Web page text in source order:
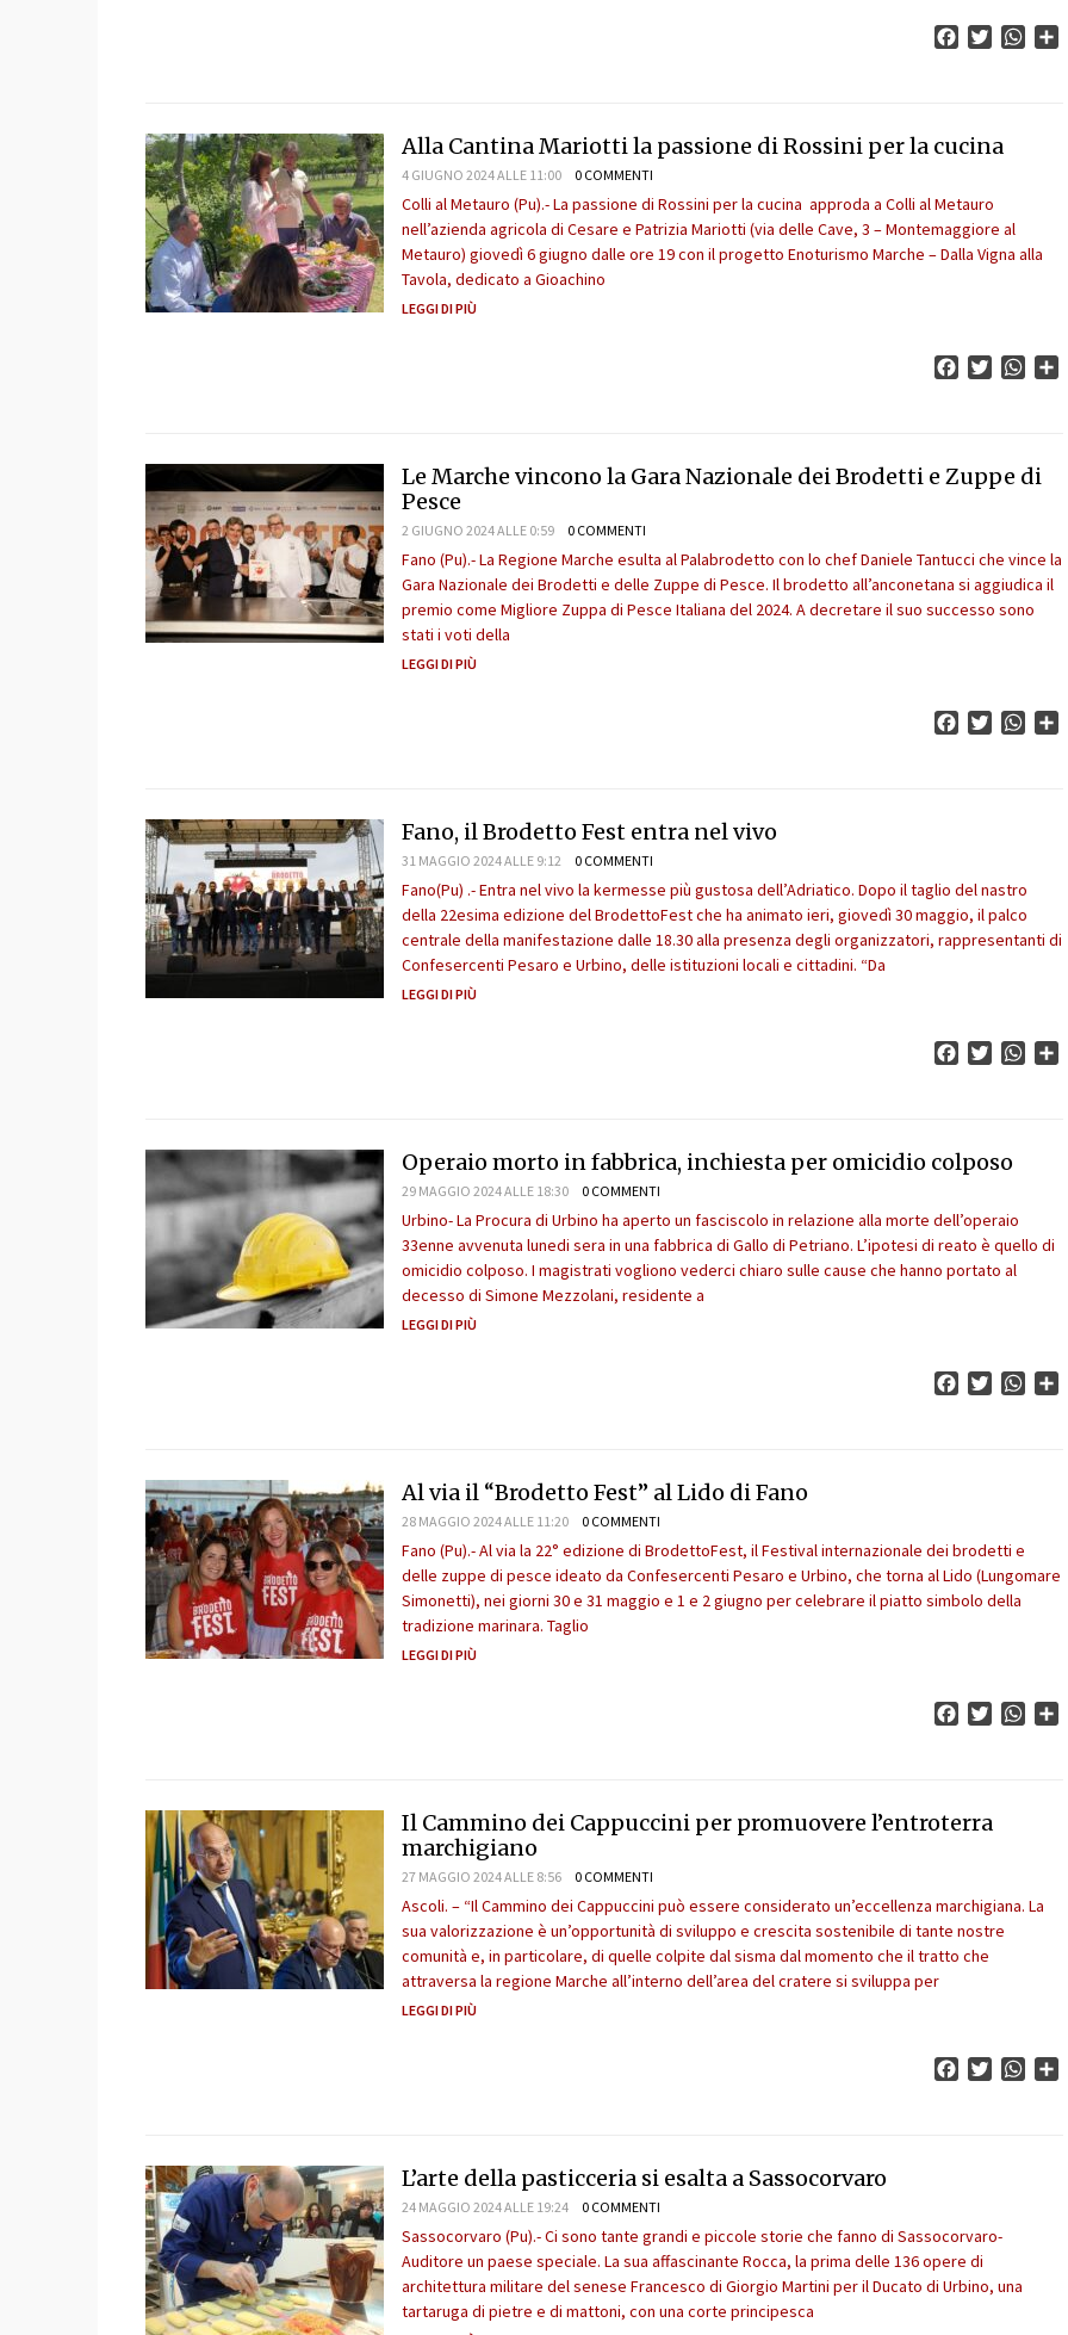
FacebookTwitter
Alla Cantina Mariotti la passione di Rossini per la cucina
4 GIUGNO 2024 ALLE 11:00 0 COMMENTI
Colli al Metauro (Pu).- La passione di Rossini per la cucina approda a Colli al Metauro
nell’azienda agricola di Cesare e Patrizia Mariotti (via delle Cave, 3 – Montemaggiore al
Metauro) giovedì 6 giugno dalle ore 19 con il progetto Enoturismo Marche – Dalla Vigna alla
Tavola, dedicato a Gioachino
LEGGI DI PIÙ
FacebookTwitter
Le Marche vincono la Gara Nazionale dei Brodetti e Zuppe di
Pesce
2 GIUGNO 2024 ALLE 0:59 0 COMMENTI
Fano (Pu).- La Regione Marche esulta al Palabrodetto con lo chef Daniele Tantucci che vince la
Gara Nazionale dei Brodetti e delle Zuppe di Pesce. Il brodetto all’anconetana si aggiudica il
premio come Migliore Zuppa di Pesce Italiana del 2024. A decretare il suo successo sono
stati i voti della
LEGGI DI PIÙ
FacebookTwitter
Fano, il Brodetto Fest entra nel vivo
31 MAGGIO 2024 ALLE 9:12 0 COMMENTI
Fano(Pu) .- Entra nel vivo la kermesse più gustosa dell’Adriatico. Dopo il taglio del nastro
della 22esima edizione del BrodettoFest che ha animato ieri, giovedì 30 maggio, il palco
centrale della manifestazione dalle 18.30 alla presenza degli organizzatori, rappresentanti di
Confesercenti Pesaro e Urbino, delle istituzioni locali e cittadini. “Da
LEGGI DI PIÙ
FacebookTwitter
Operaio morto in fabbrica, inchiesta per omicidio colposo
29 MAGGIO 2024 ALLE 18:30 0 COMMENTI
Urbino- La Procura di Urbino ha aperto un fasciscolo in relazione alla morte dell’operaio
33enne avvenuta lunedi sera in una fabbrica di Gallo di Petriano. L’ipotesi di reato è quello di
omicidio colposo. I magistrati vogliono vederci chiaro sulle cause che hanno portato al
decesso di Simone Mezzolani, residente a
LEGGI DI PIÙ
FacebookTwitter
Al via il “Brodetto Fest” al Lido di Fano
28 MAGGIO 2024 ALLE 11:20 0 COMMENTI
Fano (Pu).- Al via la 22° edizione di BrodettoFest, il Festival internazionale dei brodetti e
delle zuppe di pesce ideato da Confesercenti Pesaro e Urbino, che torna al Lido (Lungomare
Simonetti), nei giorni 30 e 31 maggio e 1 e 2 giugno per celebrare il piatto simbolo della
tradizione marinara. Taglio
LEGGI DI PIÙ
FacebookTwitter
Il Cammino dei Cappuccini per promuovere l’entroterra
marchigiano
27 MAGGIO 2024 ALLE 8:56 0 COMMENTI
Ascoli. – “Il Cammino dei Cappuccini può essere considerato un’eccellenza marchigiana. La
sua valorizzazione è un’opportunità di sviluppo e crescita sostenibile di tante nostre
comunità e, in particolare, di quelle colpite dal sisma dal momento che il tratto che
attraversa la regione Marche all’interno dell’area del cratere si sviluppa per
LEGGI DI PIÙ
FacebookTwitter
L’arte della pasticceria si esalta a Sassocorvaro
24 MAGGIO 2024 ALLE 19:24 0 COMMENTI
Sassocorvaro (Pu).- Ci sono tante grandi e piccole storie che fanno di Sassocorvaro-
Auditore un paese speciale. La sua affascinante Rocca, la prima delle 136 opere di
architettura militare del senese Francesco di Giorgio Martini per il Ducato di Urbino, una
tartaruga di pietre e di mattoni, con una corte principesca